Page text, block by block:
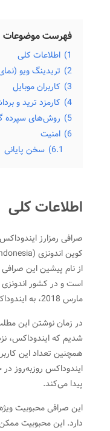
فهرست موضوعات
1) اطلاعات کلی
2) تریدینگ ویو
3) کاربران موبایل
4) کارمزد ترید و
5) روش‌های سپرده
6) امنیت
6.1) سخن پایانی
اطلاعات کلی
از نام پیشین این
مارس 2018، به ایندوداکس تغییر نام داد.
در زمان نوشتن این
همچنین تعداد این
ایندوداکس روزبه‌روز
پیدا می‌کند.
این صرافی محبوبیت
دارد. این محبوبیت